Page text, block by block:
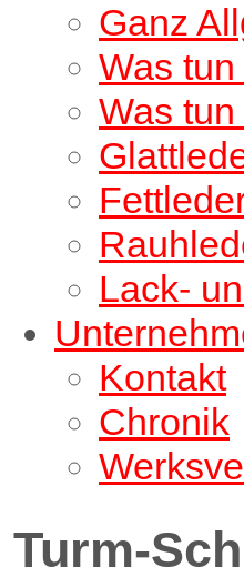
Ganz
Was
Was
Lack-
Kontakt
Chronik
Turm-